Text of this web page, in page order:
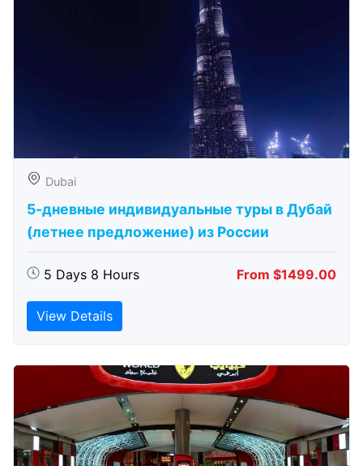
Dubai
5-дневные индивидуальные туры в Дубай
(летнее предложение) из России
5 Days 8 Hours From $1499.00
View Details